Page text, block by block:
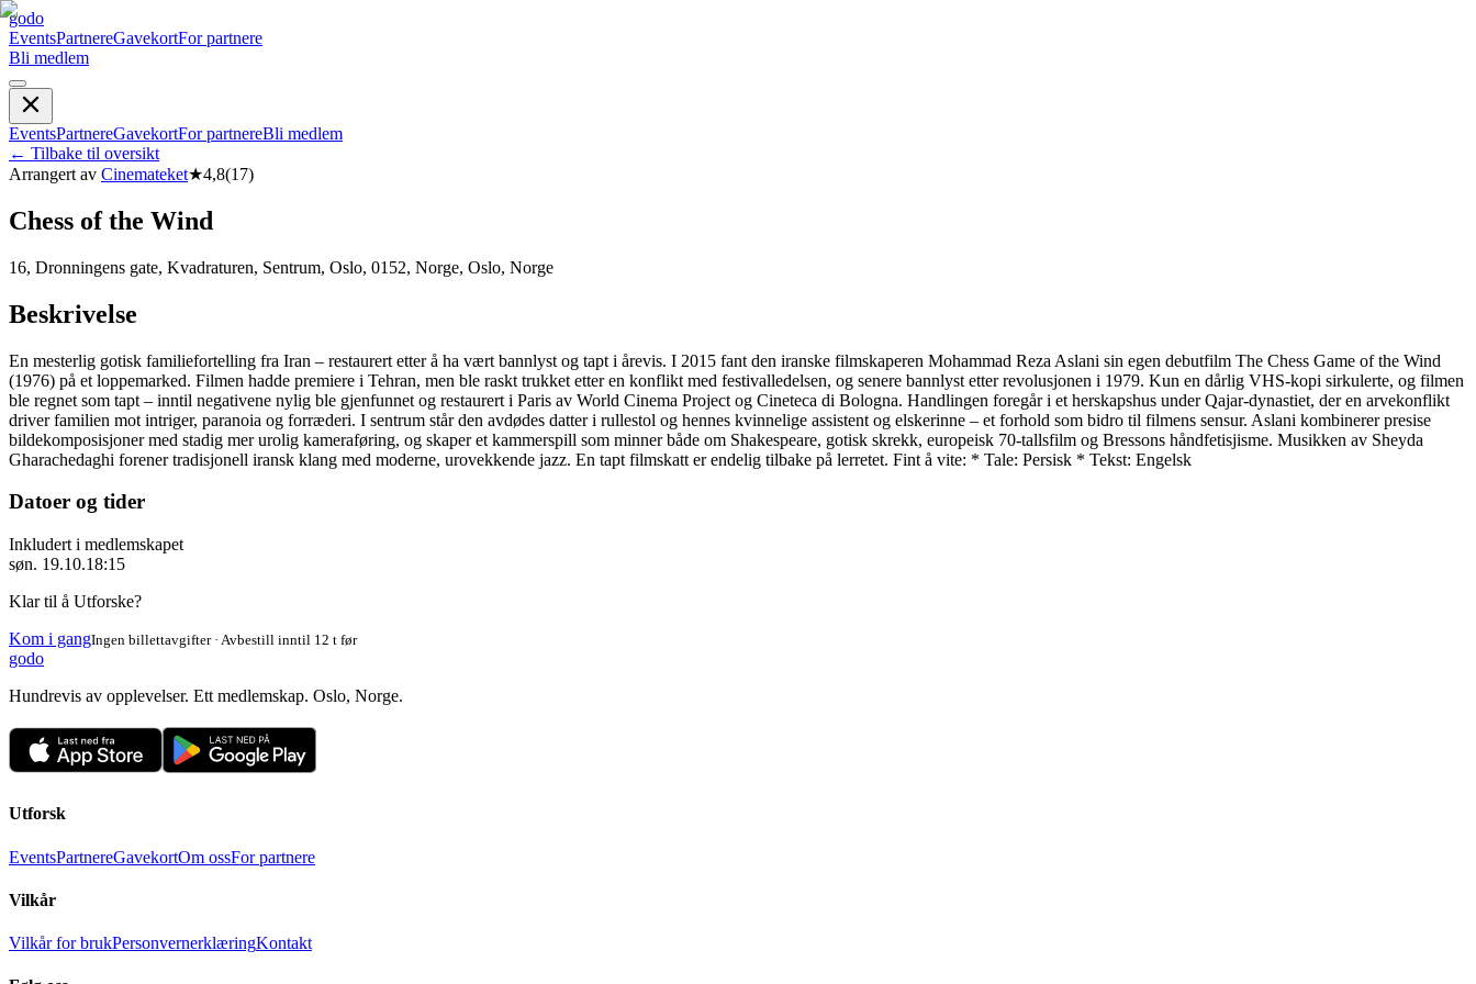
godo
EventsPartnereGavekortFor partnere
Bli medlem
EventsPartnereGavekortFor partnereBli medlem
← Tilbake til oversikt
Arrangert av Cinemateket★4,8(17)
Chess of the Wind
16, Dronningens gate, Kvadraturen, Sentrum, Oslo, 0152, Norge, Oslo, Norge
Beskrivelse
En mesterlig gotisk familiefortelling fra Iran – restaurert etter å ha vært bannlyst og tapt i årevis. I 2015 fant den iranske filmskaperen Mohammad Reza Aslani sin egen debutfilm The Chess Game of the Wind
(1976) på et loppemarked. Filmen hadde premiere i Tehran, men ble raskt trukket etter en konflikt med festivalledelsen, og senere bannlyst etter revolusjonen i 1979. Kun en dårlig VHS-kopi sirkulerte, og filmen
ble regnet som tapt – inntil negativene nylig ble gjenfunnet og restaurert i Paris av World Cinema Project og Cineteca di Bologna. Handlingen foregår i et herskapshus under Qajar-dynastiet, der en arvekonflikt
driver familien mot intriger, paranoia og forræderi. I sentrum står den avdødes datter i rullestol og hennes kvinnelige assistent og elskerinne – et forhold som bidro til filmens sensur. Aslani kombinerer presise
bildekomposisjoner med stadig mer urolig kameraføring, og skaper et kammerspill som minner både om Shakespeare, gotisk skrekk, europeisk 70-tallsfilm og Bressons håndfetisjisme. Musikken av Sheyda
Gharachedaghi forener tradisjonell iransk klang med moderne, urovekkende jazz. En tapt filmskatt er endelig tilbake på lerretet. Fint å vite: * Tale: Persisk * Tekst: Engelsk
Datoer og tider
Inkludert i medlemskapet
søn. 19.10.18:15
Klar til å Utforske?
Kom i gangIngen billettavgifter · Avbestill inntil 12 t før
godo
Hundrevis av opplevelser. Ett medlemskap. Oslo, Norge.
Utforsk
EventsPartnereGavekortOm ossFor partnere
Vilkår
Vilkår for brukPersonvernerklæringKontakt